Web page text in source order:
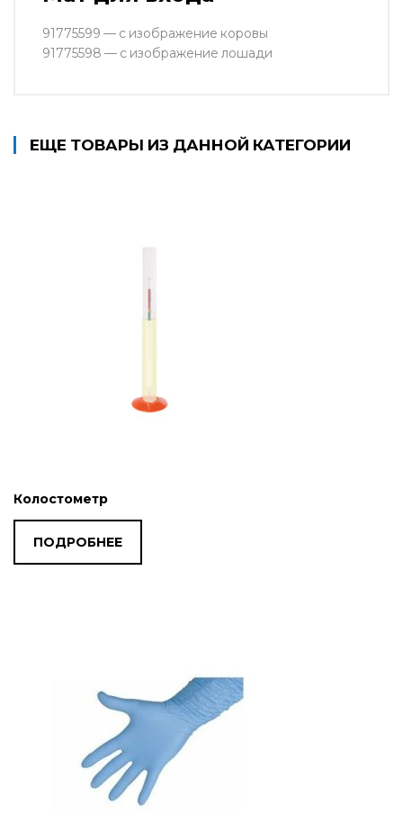
91775599 — с изображение коровы
​91775598 — с изображение лошади
ЕЩЕ ТОВАРЫ ИЗ ДАННОЙ КАТЕГОРИИ
Колостометр
ПОДРОБНЕЕ